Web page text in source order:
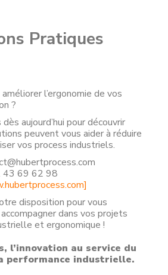
Pratiques
l’ergonomie de vos
?
aujourd’hui pour découvrir
peuvent vous aider à réduire
vos process industriels.
43 69 62 98
disposition pour vous
dans vos projets
et ergonomique !
l’innovation au service du
performance industrielle.